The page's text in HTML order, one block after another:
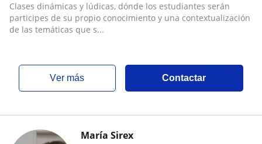
Clases dinámicas y lúdicas, dónde los estudiantes serán
participes de su propio conocimiento y una contextualización
de las temáticas que s...
ver más Contactar
María Sirex